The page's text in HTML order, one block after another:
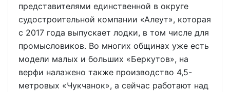
представителями единственной в округе
судостроительной компании «Алеут», которая
с 2017 года выпускает лодки, в том числе для
промысловиков. Во многих общинах уже есть
модели малых и больших «Беркутов», на
верфи налажено также производство 4,5-
метровых «Чукчанок», а сейчас работают над